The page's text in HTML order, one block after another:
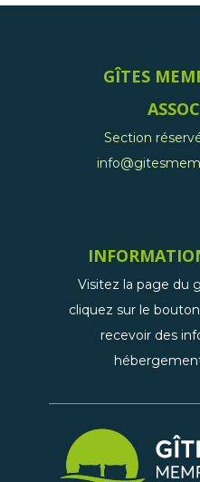
GÎTES
Section
Visitez la page du
cliquez sur le
recevoir des